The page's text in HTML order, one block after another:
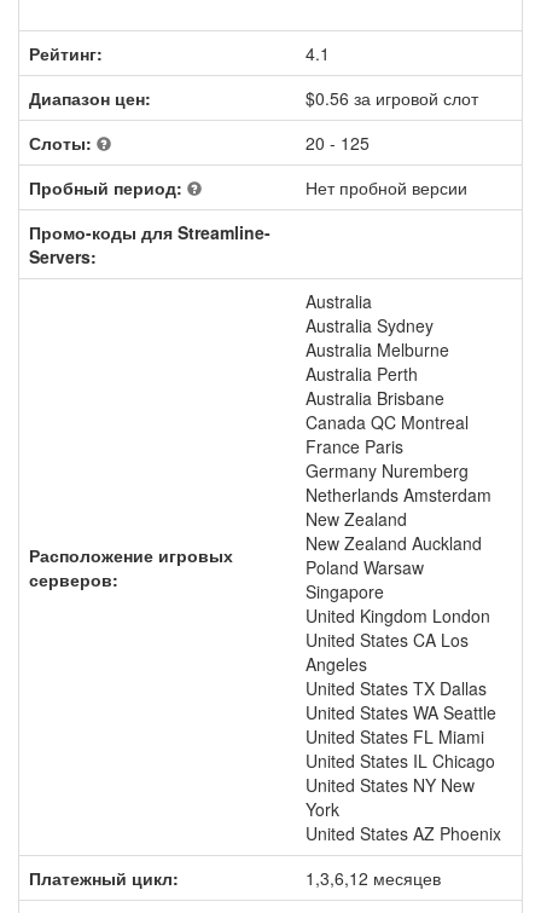
Рейтинг:
4.1
Диапазон цен:
$0.56 за игровой слот
Слоты:
20 - 125
Пробный период:
Нет пробной версии
Промо-коды для Streamline-
Servers:
Расположение игровых
серверов:
Australia
Australia Sydney
Australia Melburne
Australia Perth
Australia Brisbane
Canada QC Montreal
France Paris
Germany Nuremberg
Netherlands Amsterdam
New Zealand
New Zealand Auckland
Poland Warsaw
Singapore
United Kingdom London
United States CA Los
Angeles
United States TX Dallas
United States WA Seattle
United States FL Miami
United States IL Chicago
United States NY New
York
United States AZ Phoenix
Платежный цикл:
1,3,6,12 месяцев